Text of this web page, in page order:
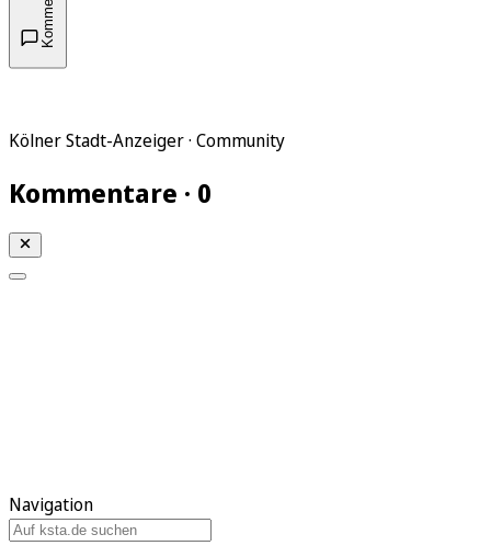
Kölner Stadt-Anzeiger · Community
Kommentare · 0
Navigation